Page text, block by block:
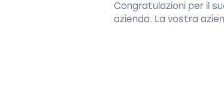
Congratulazioni per il
azienda. La vostra